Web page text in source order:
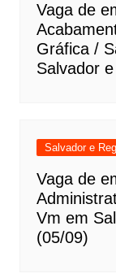
Vaga de
Gráfica /
Salvador
Salvador e
Vaga de
Vm em
(05/09)